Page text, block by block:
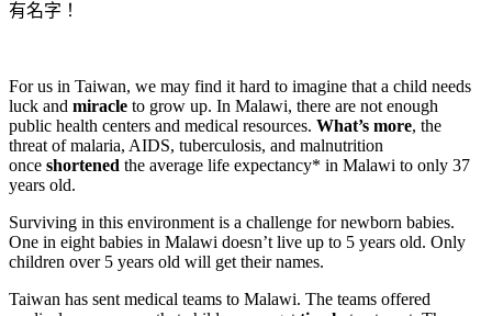
有名字！
For us in Taiwan, we may find it hard to imagine that a child needs
luck and miracle to grow up. In Malawi, there are not enough
public health centers and medical resources. What’s more, the
threat of malaria, AIDS, tuberculosis, and malnutrition
once shortened the average life expectancy* in Malawi to only 37
years old.
Surviving in this environment is a challenge for newborn babies.
One in eight babies in Malawi doesn’t live up to 5 years old. Only
children over 5 years old will get their names.
Taiwan has sent medical teams to Malawi. The teams offered